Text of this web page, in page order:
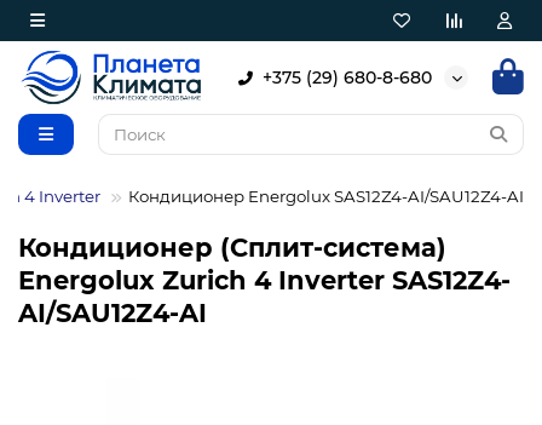
+375 (29) 680-8-680
4 Inverter Кондиционер Energolux SAS12Z4-AI/SAU12Z4-AI
Кондиционер (Сплит-система)
Energolux Zurich 4 Inverter SAS12Z4-
AI/SAU12Z4-AI